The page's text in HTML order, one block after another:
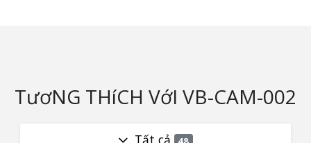
TươNG THíCH VớI VB-CAM-002
Tất cả